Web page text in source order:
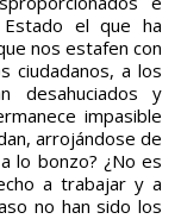
el que ha
nos estafen con
ciudadanos, a los
desahuciados y
impasible
arrojándose de
lo bonzo? ¿No es
a trabajar y a
no han sido los